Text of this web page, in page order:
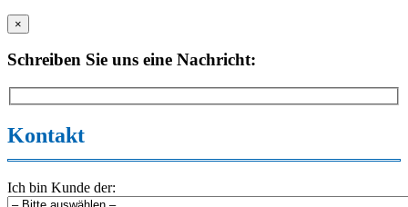
×
Schreiben Sie uns eine Nachricht:
Kontakt
Ich bin Kunde der: